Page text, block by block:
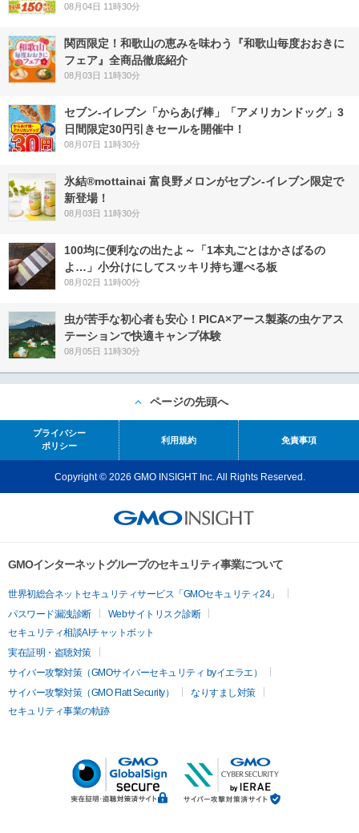
08月04日 11時30分
関西限定！和歌山の恵みを味わう『和歌山毎度おおきに
フェア』全商品徹底紹介
08月03日 11時30分
セブン‐イレブン「からあげ棒」「アメリカンドッグ」3
日間限定30円引きセールを開催中！
08月07日 11時30分
氷結®mottainai 富良野メロンがセブン‐イレブン限定で
新登場！
08月03日 11時30分
100均に便利なの出たよ～「1本丸ごとはかさばるの
よ…」小分けにしてスッキリ持ち運べる板
08月02日 11時00分
虫が苦手な初心者も安心！PICA×アース製薬の虫ケアス
テーションで快適キャンプ体験
08月05日 11時30分
ページの先頭へ
プライバシー
ポリシー
利用規約 免責事項
Copyright © 2026 GMO INSIGHT Inc. All Rights Reserved.
GMOインターネットグループのセキュリティ事業について
世界初総合ネットセキュリティサービス「GMOセキュリティ24」
パスワード漏洩診断
Webサイトリスク診断
セキュリティ相談AIチャットボット
実在証明・盗聴対策
サイバー攻撃対策（GMOサイバーセキュリティ byイエラエ）
サイバー攻撃対策（GMO Flatt Security）
なりすまし対策
セキュリティ事業の軌跡